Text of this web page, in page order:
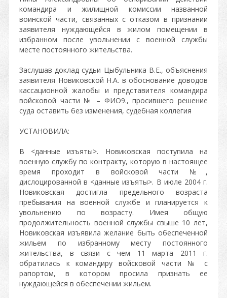
командира и жилищной комиссии названной
воинской части, связанных с отказом в признании
заявителя нуждающейся в жилом помещении в
избранном после увольнении с военной службы
месте постоянного жительства.
Заслушав доклад судьи Цыбульника В.Е., объяснения
заявителя Новиковской Н.А. в обоснование доводов
кассационной жалобы и представителя командира
войсковой части № – ФИО9., просившего решение
суда оставить без изменения, судебная коллегия
УСТАНОВИЛА:
В <данные изъяты>. Новиковская поступила на
военную службу по контракту, которую в настоящее
время проходит в войсковой части №,
дислоцированной в <данные изъяты>. В июле 2004 г.
Новиковская достигла предельного возраста
пребывания на военной службе и планируется к
увольнению по возрасту. Имея общую
продолжительность военной службы свыше 10 лет,
Новиковская изъявила желание быть обеспеченной
жильем по избранному месту постоянного
жительства, в связи с чем 11 марта 2011 г.
обратилась к командиру войсковой части № с
рапортом, в котором просила признать ее
нуждающейся в обеспечении жильем.